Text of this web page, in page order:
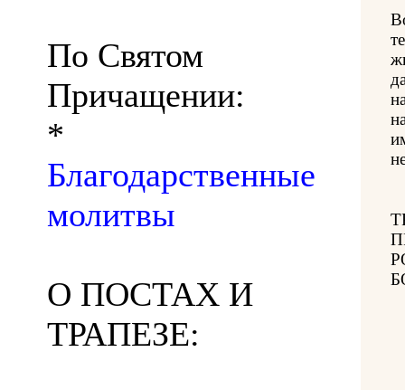
По Святом
Причащении:
*
Благодарственные
молитвы
О ПОСТАХ И
ТРАПЕЗЕ: